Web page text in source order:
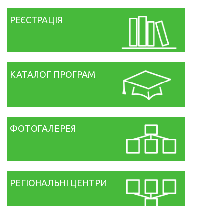
РЕЄСТРАЦІЯ
КАТАЛОГ ПРОГРАМ
ФОТОГАЛЕРЕЯ
РЕГІОНАЛЬНІ ЦЕНТРИ